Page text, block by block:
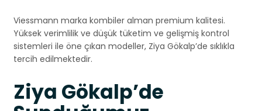
Viessmann marka kombiler alman premium kalitesi.
Yüksek verimlilik ve düşük tüketim ve gelişmiş kontrol
sistemleri ile öne çıkan modeller, Ziya Gökalp’de sıklıkla
tercih edilmektedir.
Ziya Gökalp’de